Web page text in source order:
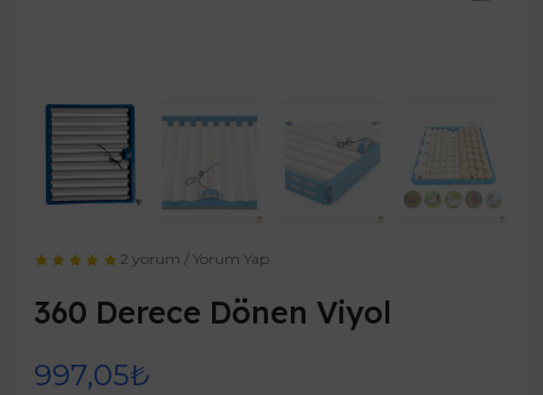
2 yorum /Yorum Yap
360 Derece Dönen Viyol
997,05₺